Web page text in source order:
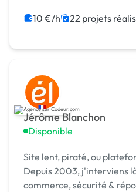
10 €/h 22 projets
Jérôme Blanchon
Disponible
Site lent, piraté, ou
Depuis 2003, j'interviens
commerce, sécurité &